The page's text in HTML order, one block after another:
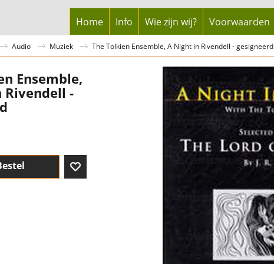
Home Info Wie zijn wij? Voorwaarden
Audio Muziek The Tolkien Ensemble, A Night in Rivendell - gesigneerd
Ensemble,
Rivendell -